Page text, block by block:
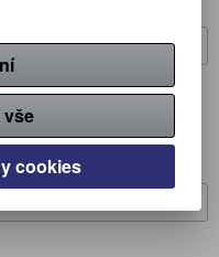
cookies